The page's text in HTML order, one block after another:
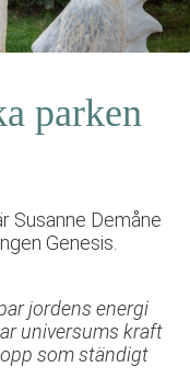
parken
Susanne Demåne
Genesis.
jordens energi
universums kraft
som ständigt